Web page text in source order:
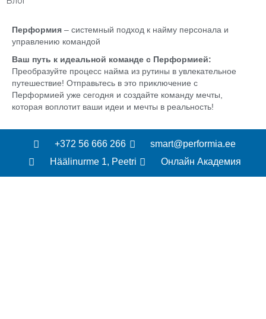
Перформия – системный подход к найму персонала и
управлению командой
Ваш путь к идеальной команде с Перформией:
Преобразуйте процесс найма из рутины в увлекательное
путешествие! Отправьтесь в это приключение с
Перформией уже сегодня и создайте команду мечты,
которая воплотит ваши идеи и мечты в реальность!
+372 56 666 266
smart@performia.ee
Häälinurme 1, Peetri
Онлайн Академия